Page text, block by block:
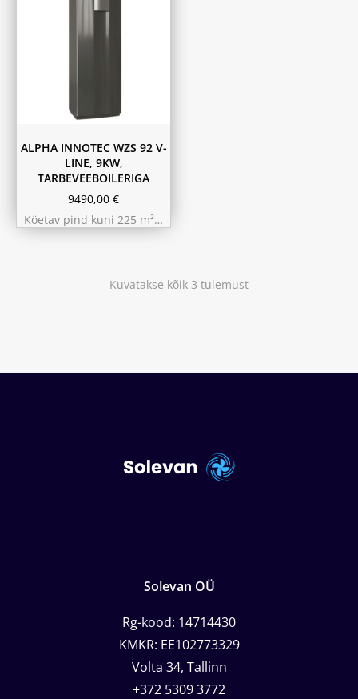
ALPHA INNOTEC WZS 92 V-
LINE, 9KW,
TARBEVEEBOILERIGA
9490,00 €
Köetav pind kuni 225 m²…
Kuvatakse kõik 3 tulemust
Solevan OÜ
Rg-kood: 14714430
KMKR: EE102773329
Volta 34, Tallinn
+372 5309 3772